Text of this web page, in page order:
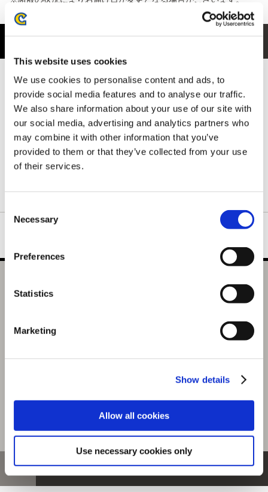
This website uses cookies
We use cookies to personalise content and ads, to
provide social media features and to analyse our traffic.
We also share information about your use of our site with
our social media, advertising and analytics partners who
may combine it with other information that you’ve
provided to them or that they’ve collected from your use
of their services.
Selection
Necessary
Preferences
Statistics
Marketing
Show details
Allow all cookies
Use necessary cookies only
フロントには、ハンターを支える頼もしい相棒 オトモアイルー
が、回復アイテムでおなじみの
“回復ミツムシ”を届けてくれる微笑ましいワンシーンをデザイン。
思わず和む、シリーズらしいユーモラスなイラストが魅力です。
背ネック下には、ハンターの拠点となる簡易キャンプをさりげな
く配置。
世界観を感じられる、ファン心をくすぐる一枚に仕上がっていま
す。
『モンスターハンターワイルズ』シーンイラストTシャツ
3（アイルー＆回復ミツムシ）スミクロ M
Mサイズ / アイルー＆回復ミ
おすすめ商品